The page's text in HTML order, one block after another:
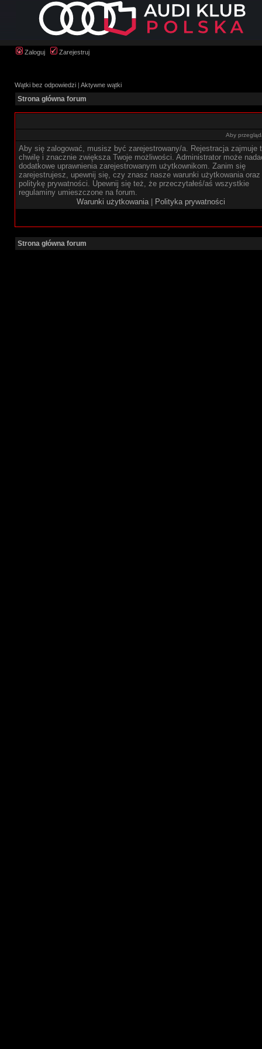
Zaloguj Zarejestruj
Wątki bez odpowiedzi | Aktywne wątki
Strona główna forum
Aby
Aby się zalogować, musisz być zarejestrowany/a. Rejestracja zajmuje
chwilę i znacznie zwiększa Twoje możliwości. Administrator może
dodatkowe uprawnienia zarejestrowanym użytkownikom. Zanim się
zarejestrujesz, upewnij się, czy znasz nasze warunki użytkowania oraz
politykę prywatności. Upewnij się też, że przeczytałeś/aś wszystkie
regulaminy umieszczone na forum.
Warunki użytkowania| Polityka prywatności
Strona główna forum